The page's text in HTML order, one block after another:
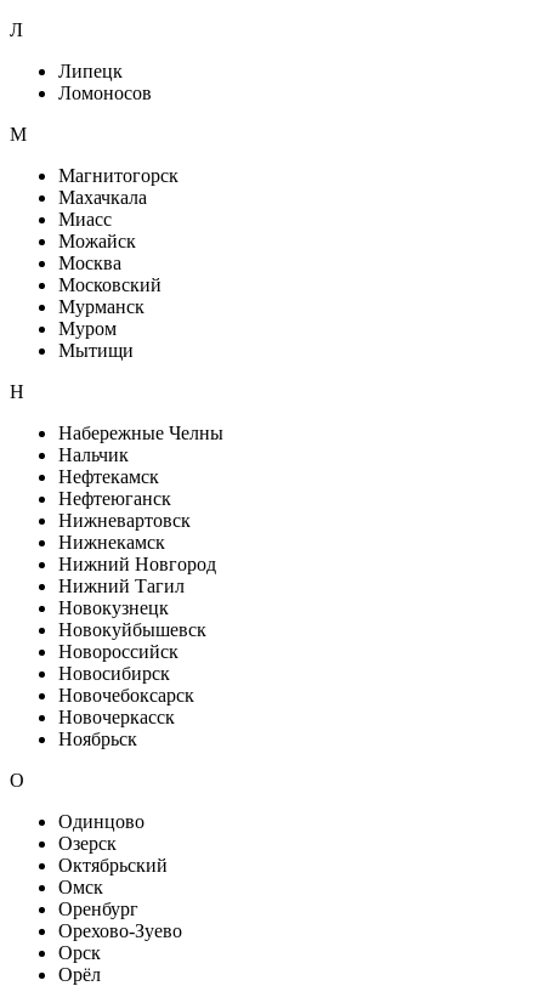
Л
Липецк
Ломоносов
М
Магнитогорск
Махачкала
Миасс
Можайск
Москва
Московский
Мурманск
Муром
Мытищи
Н
Набережные Челны
Нальчик
Нефтекамск
Нефтеюганск
Нижневартовск
Нижнекамск
Нижний Новгород
Нижний Тагил
Новокузнецк
Новокуйбышевск
Новороссийск
Новосибирск
Новочебоксарск
Новочеркасск
Ноябрьск
О
Одинцово
Озерск
Октябрьский
Омск
Оренбург
Орехово-Зуево
Орск
Орёл